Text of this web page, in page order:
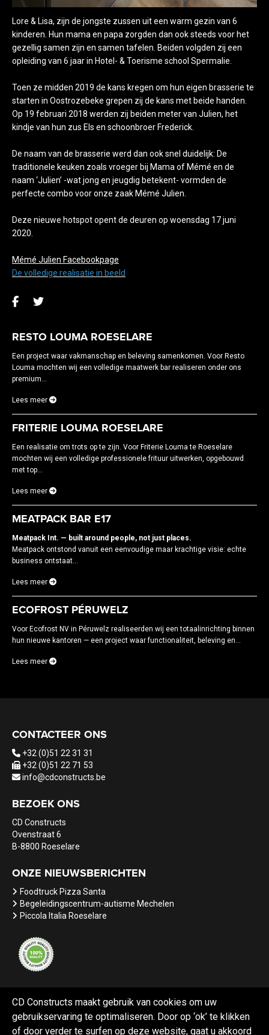
CD Constructs maakt gebruik van cookies om uw
gebruikservaring te optimaliseren. Door op ‘ok’ te klikken
of door verder te surfen op deze website, gaat u akkoord
Lore & Lisa, zijn de jongste zussen uit een warm gezin van 6
kinderen. Hun mama en papa zorgden dan ook steeds voor het
gezellig samen zijn en samen tafelen. Beiden volgden zij een
opleiding van 6 jaar in Hotel- & Toerisme school Spermalie.
Toen ze midden 2019 de kans kregen om hun eigen brasserie te
starten in Oostrozebeke grepen zij de kans met beide handen.
Op 19 februari 2018 werden zij beiden meter van Julien, het
kindje van hun zus Els en schoonbroer Frederick.
De naam van de brasserie werd dan ook snel duidelijk: De
traditionele keuken zoals vroeger bij Mama of Mémé en de
naam ‘Julien’ -wat jong en jeugdig betekent- vormden de
perfecte combo voor onze zaak Mémé Julien.
Deze nieuwe hotspot opent de deuren op woensdag 17 juni
2020.
Mémé Julien Facebookpage
De volledige realisatie in beeld
RESTO LOUMA ROESELARE
Een project waar vakmanschap en beleving samenkomen. Voor Resto
Louma mochten wij een volledige maatwerk bar realiseren onder ons
premium...
Lees meer
FRITERIE LOUMA ROESELARE
Een realisatie om trots op te zijn. Voor Friterie Louma te Roeselare
mochten wij een volledige professionele frituur uitwerken, opgebouwd
met top...
Lees meer
MEATPACK BAR E17
Meatpack Int. — built around people, not just places.
Meatpack ontstond vanuit een eenvoudige maar krachtige visie: echte
business ontstaat...
Lees meer
ECOFROST PÉRUWELZ
Voor Ecofrost NV in Péruwelz realiseerden wij een totaalinrichting binnen
hun nieuwe kantoren — een project waar functionaliteit, beleving en...
Lees meer
CONTACTEER ONS
+32 (0)51 22 31 31
+32 (0)51 22 71 53
info@cdconstructs.be
BEZOEK ONS
CD Constructs
Ovenstraat 6
B-8800 Roeselare
ONZE NIEUWSBERICHTEN
Foodtruck Pizza Santa
Begeleidingscentrum-autisme Mechelen
Piccola Italia Roeselare
Referenties Nieuws Vacatures